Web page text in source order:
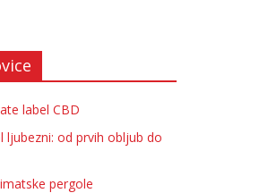
label CBD
ljubezni: od prvih obljub do
pergole